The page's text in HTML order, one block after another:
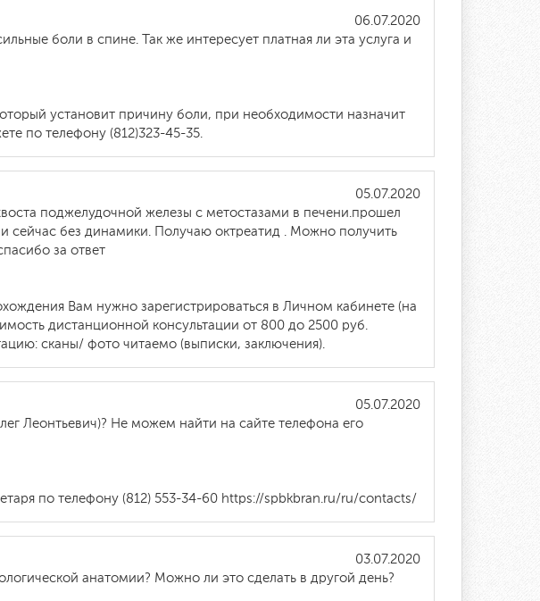
06.07.2020
боли в спине. Так же интересует платная ли эта услуга и
установит причину боли, при необходимости назначит
по телефону (812)323-45-35.
05.07.2020
поджелудочной железы с метостазами в печени.прошел
сейчас без динамики. Получаю октреатид . Можно получить
за ответ
Вам нужно зарегистрироваться в Личном кабинете (на
дистанционной консультации от 800 до 2500 руб.
сканы/ фото читаемо (выписки, заключения).
05.07.2020
Леонтьевич)? Не можем найти на сайте телефона его
по телефону (812) 553-34-60 https://spbkbran.ru/ru/contacts/
03.07.2020
анатомии? Можно ли это сделать в другой день?